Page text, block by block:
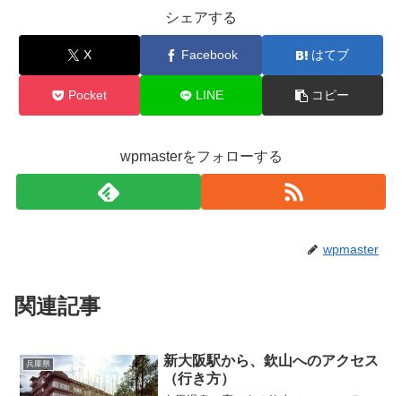
シェアする
X Facebook はてブ
Pocket LINE コピー
wpmasterをフォローする
wpmaster
関連記事
兵庫県
新大阪駅から、欽山へのアクセス
（行き方）